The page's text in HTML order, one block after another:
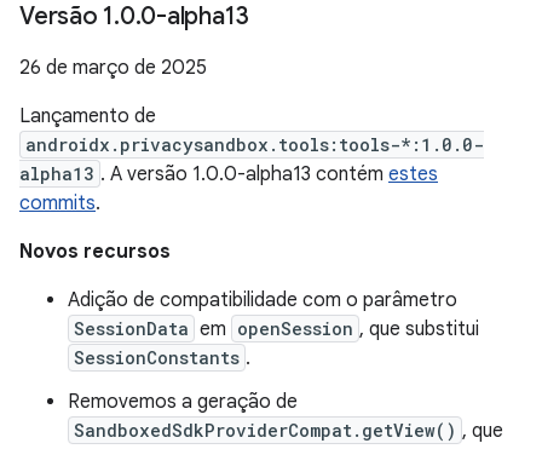
Versão 1.0.0-alpha13
26 de março de 2025
Lançamento de
androidx.privacysandbox.tools:tools-*:1.0.0-
alpha13 . A versão 1.0.0-alpha13 contém estes
commits.
Novos recursos
Adição de compatibilidade com o parâmetro
SessionData em openSession , que substitui
SessionConstants .
Removemos a geração de
SandboxedSdkProviderCompat.getView() , que